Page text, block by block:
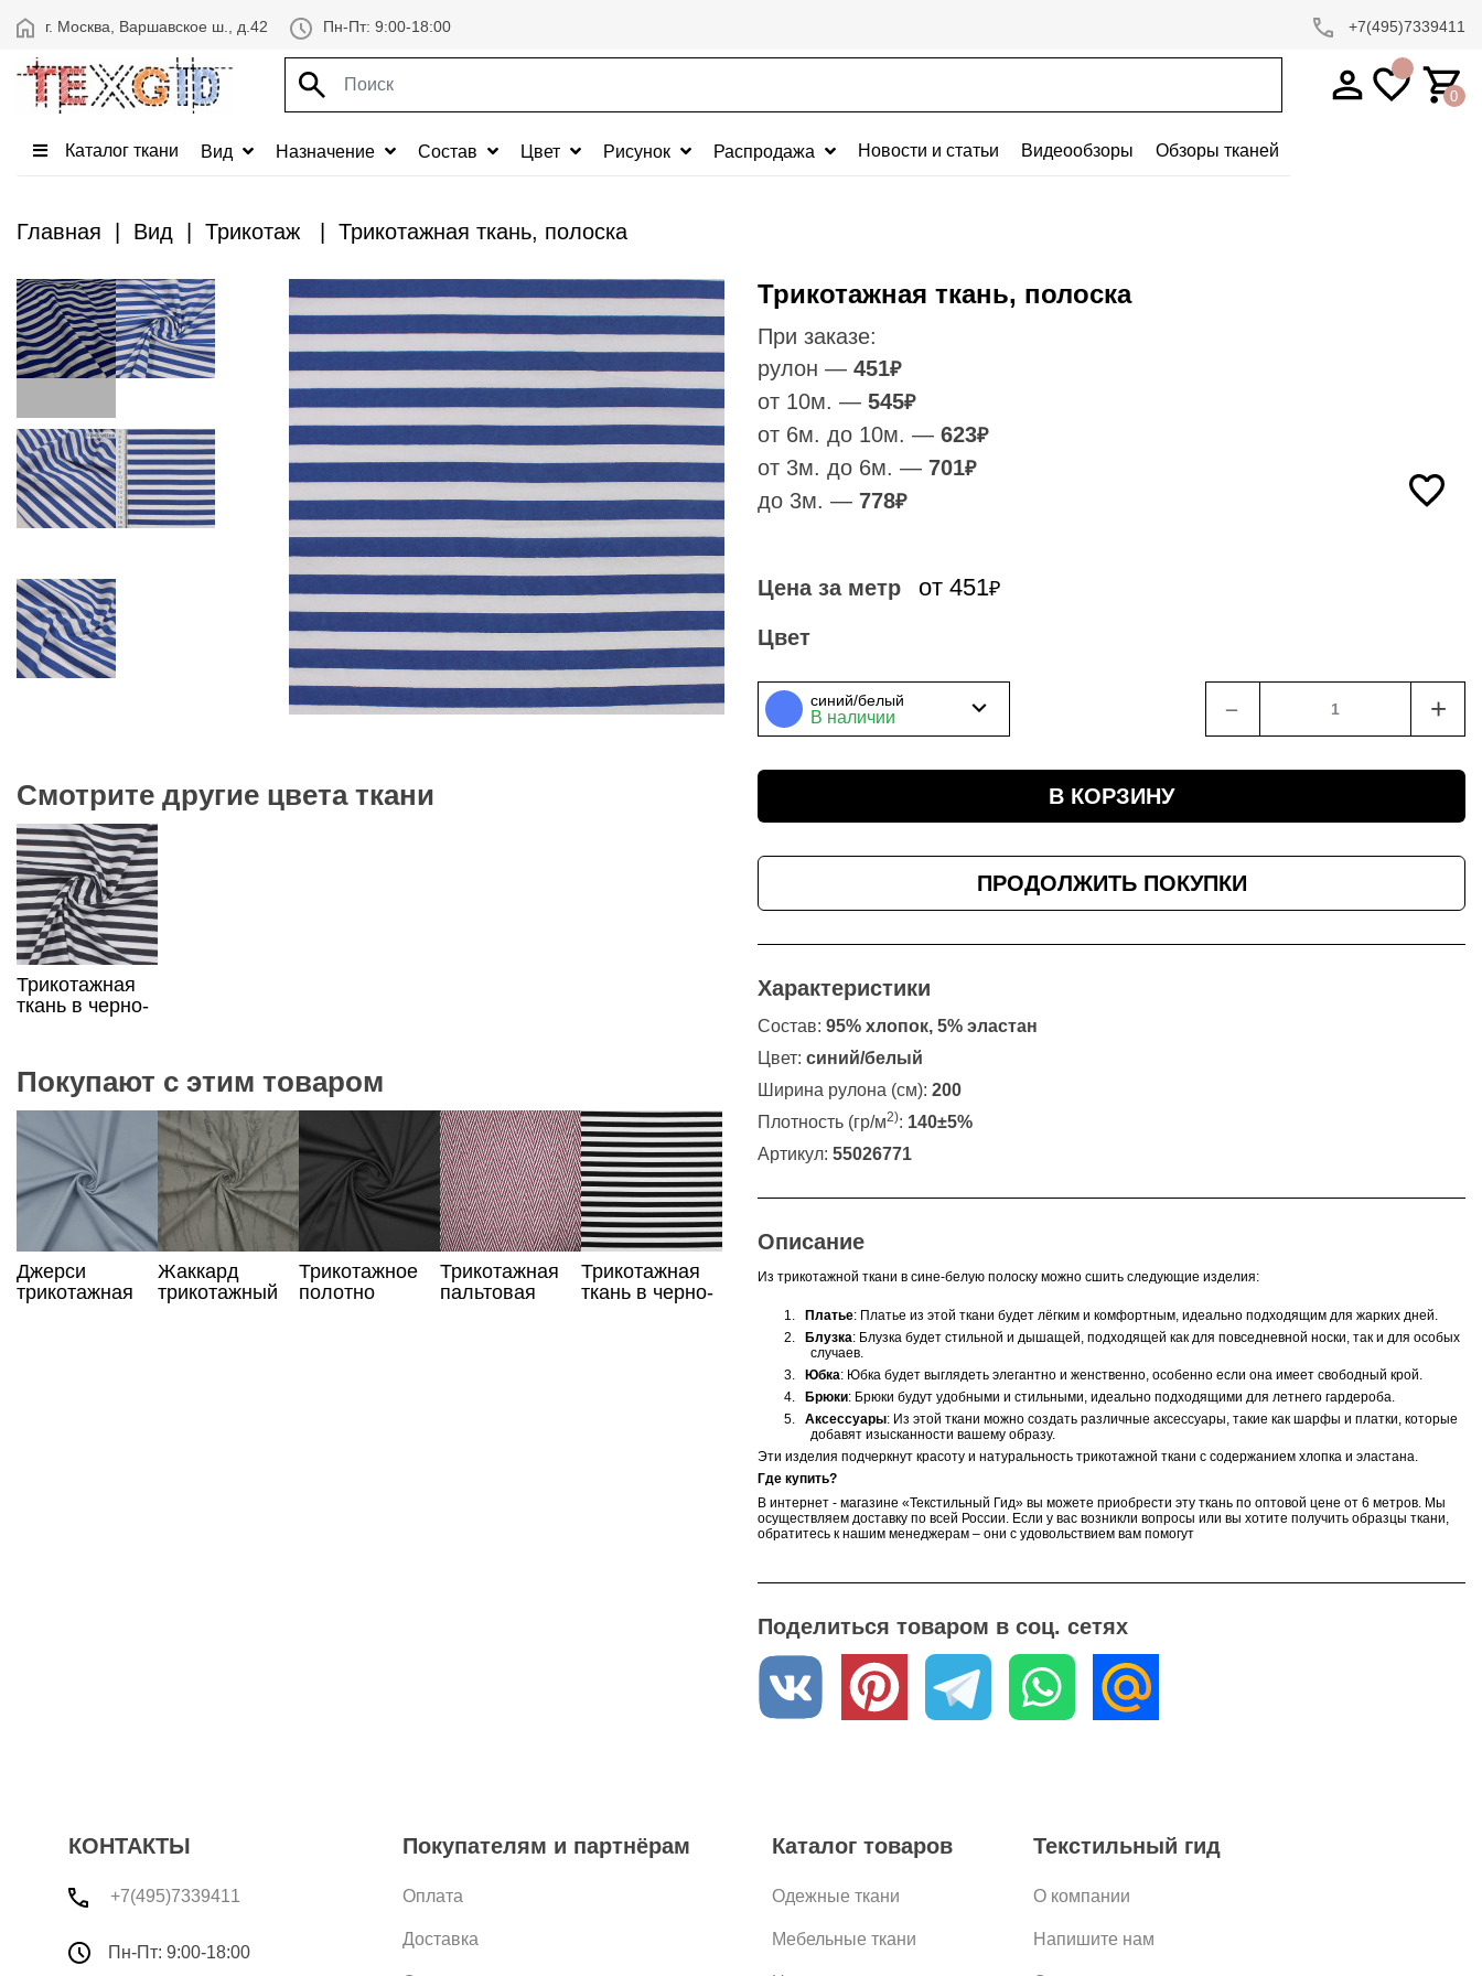
г. Москва, Варшавское ш., д.42 Пн-Пт: 9:00-18:00 +7(495)7339411
0
Каталог ткани Вид Назначение Состав Цвет Рисунок Распродажа Новости и статьи Видеообзоры Обзоры тканей
Главная Вид Трикотаж Трикотажная ткань, полоска
Трикотажная ткань, полоска
При заказе:
рулон — 451₽
от 10м. — 545₽
от 6м. до 10м. — 623₽
от 3м. до 6м. — 701₽
до 3м. — 778₽
Цена за метр от 451₽
Цвет
синий/белый
В наличии ﹣ +
В КОРЗИНУ
ПРОДОЛЖИТЬ ПОКУПКИ
Характеристики
Состав: 95% хлопок, 5% эластан
Цвет: синий/белый
Ширина рулона (см): 200
Плотность (гр/м2): 140±5%
Артикул: 55026771
Описание
Из трикотажной ткани в сине-белую полоску можно сшить следующие изделия:
1. Платье: Платье из этой ткани будет лёгким и комфортным, идеально подходящим для жарких дней.
2.
Блузка: Блузка будет стильной и дышащей, подходящей как для повседневной носки, так и для особых
случаев.
3.
Юбка: Юбка будет выглядеть элегантно и женственно, особенно если она имеет свободный крой.
4.
Брюки: Брюки будут удобными и стильными, идеально подходящими для летнего гардероба.
5.
Аксессуары: Из этой ткани можно создать различные аксессуары, такие как шарфы и платки, которые
добавят изысканности вашему образу.
Эти изделия подчеркнут красоту и натуральность трикотажной ткани с содержанием хлопка и эластана.
Где купить?
В интернет - магазине «Текстильный Гид» вы можете приобрести эту ткань по оптовой цене от 6 метров. Мы
осуществляем доставку по всей России. Если у вас возникли вопросы или вы хотите получить образцы ткани,
обратитесь к нашим менеджерам – они с удовольствием вам помогут
Поделиться товаром в соц. сетях
Смотрите другие цвета ткани
Трикотажная
ткань в черно-
Покупают с этим товаром
Джерси
трикотажная
Жаккард
трикотажный
Трикотажное
полотно
Трикотажная
пальтовая
Трикотажная
ткань в черно-
КОНТАКТЫ
+7(495)7339411
Пн-Пт: 9:00-18:00
Покупателям и партнёрам
Оплата
Доставка
Каталог товаров
Одежные ткани
Мебельные ткани
Текстильный гид
О компании
Напишите нам